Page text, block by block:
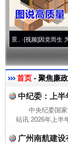
视频]因党而生 为党而
首页 - 聚焦廉
中纪委：上半
中央纪委国
站讯 2026年上半
广州南航建